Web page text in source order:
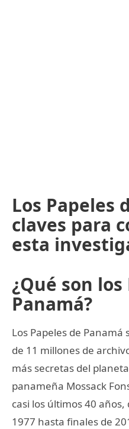
Los Papeles
claves para
esta
¿Qué son
Panamá?
Los Papeles de
de 11 millones de
más secretas del
panameña Mossack
casi los últimos 40
1977 hasta finales de